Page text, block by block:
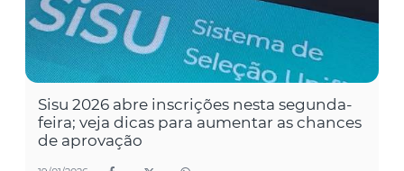
Sisu 2026 abre inscrições nesta segunda-
feira; veja dicas para aumentar as chances
de aprovação